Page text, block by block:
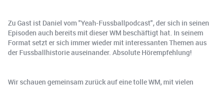
Zu Gast ist Daniel vom "Yeah-Fussballpodcast", der sich in seinen
Episoden auch bereits mit dieser WM beschäftigt hat. In seinem
Format setzt er sich immer wieder mit interessanten Themen aus
der Fussballhistorie auseinander. Absolute Hörempfehlung!
Wir schauen gemeinsam zurück auf eine tolle WM, mit vielen